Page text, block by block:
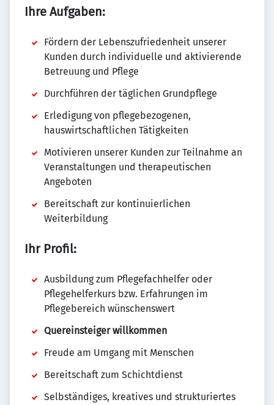
Ihre Aufgaben:
Fördern der Lebenszufriedenheit unserer
Kunden durch individuelle und aktivierende
Betreuung und Pflege
Durchführen der täglichen Grundpflege
Erledigung von pflegebezogenen,
hauswirtschaftlichen Tätigkeiten
Motivieren unserer Kunden zur Teilnahme an
Veranstaltungen und therapeutischen
Angeboten
Bereitschaft zur kontinuierlichen
Weiterbildung
Ihr Profil:
Ausbildung zum Pflegefachhelfer oder
Pflegehelferkurs bzw. Erfahrungen im
Pflegebereich wünschenswert
Quereinsteiger willkommen
Freude am Umgang mit Menschen
Bereitschaft zum Schichtdienst
Selbständiges, kreatives und strukturiertes